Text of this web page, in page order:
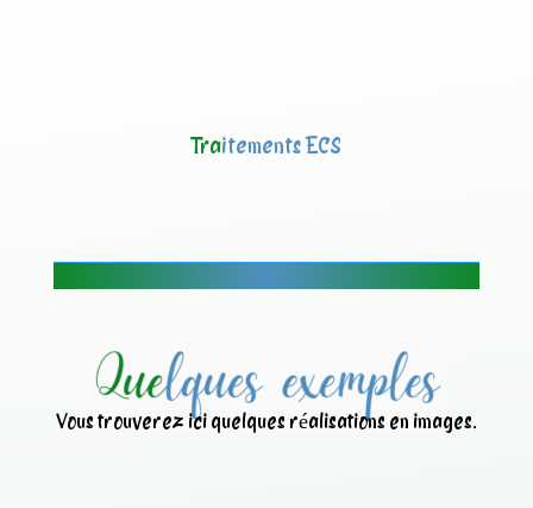
Traitements ECS
Vous trouverez ici quelques réalisations en images.